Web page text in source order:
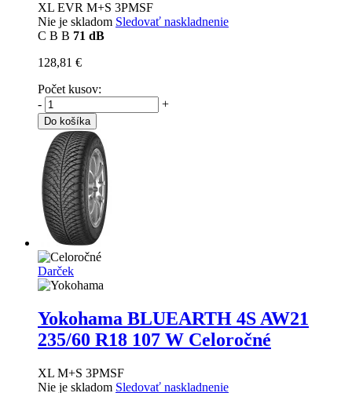
XL EVR M+S 3PMSF
Nie je skladom Sledovať naskladnenie
C B B 71 dB
128,81 €
Počet kusov:
-
+
Do košíka
Darček
Yokohama BLUEARTH 4S AW21
235/60 R18 107 W Celoročné
XL M+S 3PMSF
Nie je skladom Sledovať naskladnenie